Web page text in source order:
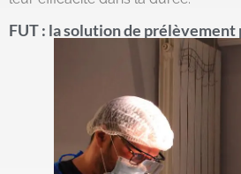
FUT : la solution de